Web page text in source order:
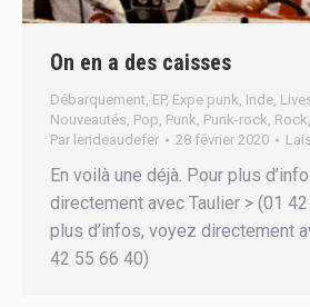
On en a des caisses
Débarquement, EP, Expe punk, Inde,
Nouveautés, Pop, Punk, Punk-rock, Rock,
Par lerideaudefer 28 février 2020
En voilà une déjà. Pour plus
directement avec Taulier > (01
plus d’infos, voyez directement
42 55 66 40)